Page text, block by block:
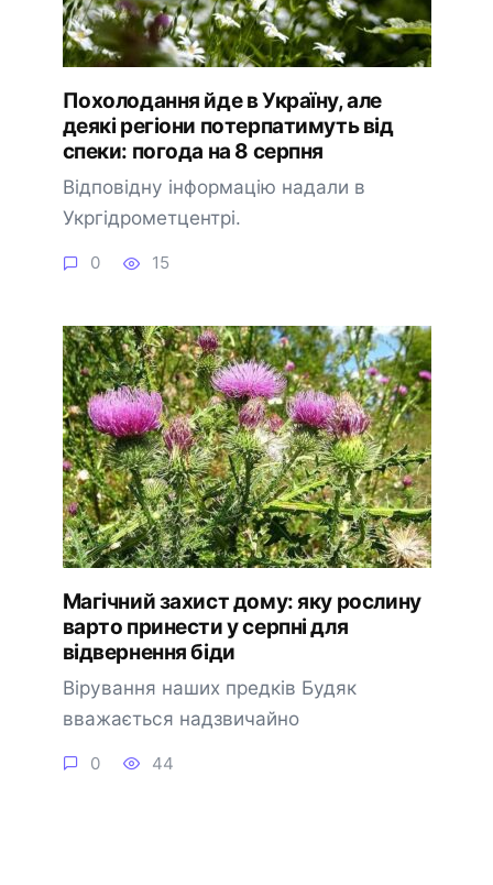
Похолодання йде в Україну, але
деякі регіони потерпатимуть від
спеки: погода на 8 серпня
Відповідну інформацію надали в
Укргідрометцентрі.
0 15
Магічний захист дому: яку рослину
варто принести у серпні для
відвернення біди
Вірування наших предків Будяк
вважається надзвичайно
0 44